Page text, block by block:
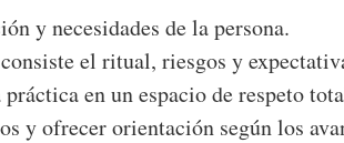
y necesidades de la persona.
el ritual, riesgos y
en un espacio de respeto
y ofrecer orientación según los